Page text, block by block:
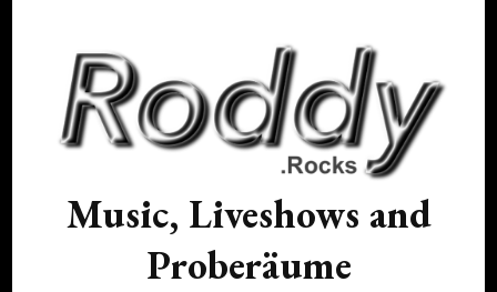
Music, Liveshows and
Proberäume